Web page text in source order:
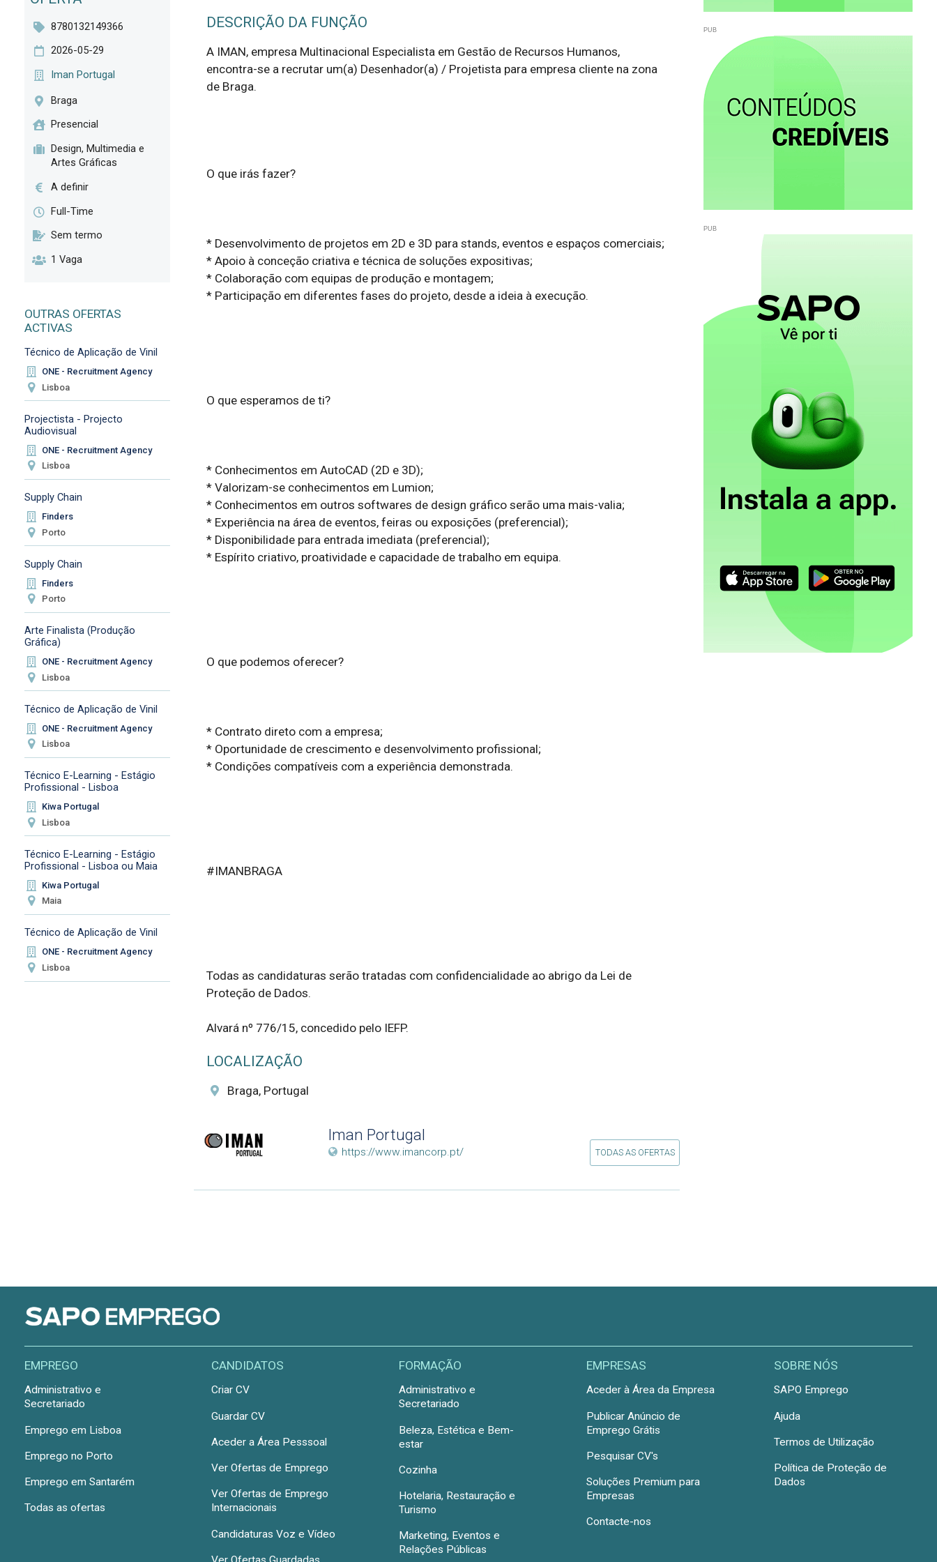
8780132149366
2026-05-29
Iman Portugal
Braga
Presencial
Design, Multimedia e
Artes Gráficas
A definir
Full-Time
Sem termo
1 Vaga
OUTRAS OFERTAS
ACTIVAS
Técnico de Aplicação de Vinil
ONE - Recruitment Agency
Lisboa
Projectista - Projecto
Audiovisual
ONE - Recruitment Agency
Lisboa
Supply Chain
Finders
Porto
Supply Chain
Finders
Porto
Arte Finalista (Produção
Gráfica)
ONE - Recruitment Agency
Lisboa
Técnico de Aplicação de Vinil
ONE - Recruitment Agency
Lisboa
Técnico E-Learning - Estágio
Profissional - Lisboa
Kiwa Portugal
Lisboa
Técnico E-Learning - Estágio
Profissional - Lisboa ou Maia
Kiwa Portugal
Maia
Técnico de Aplicação de Vinil
ONE - Recruitment Agency
Lisboa
DESCRIÇÃO DA FUNÇÃO
A IMAN, empresa Multinacional Especialista em Gestão de Recursos Humanos,
encontra-se a recrutar um(a) Desenhador(a) / Projetista para empresa cliente na zona
de Braga.
O que irás fazer?
* Desenvolvimento de projetos em 2D e 3D para stands, eventos e espaços comerciais;
* Apoio à conceção criativa e técnica de soluções expositivas;
* Colaboração com equipas de produção e montagem;
* Participação em diferentes fases do projeto, desde a ideia à execução.
O que esperamos de ti?
* Conhecimentos em AutoCAD (2D e 3D);
* Valorizam-se conhecimentos em Lumion;
* Conhecimentos em outros softwares de design gráfico serão uma mais-valia;
* Experiência na área de eventos, feiras ou exposições (preferencial);
* Disponibilidade para entrada imediata (preferencial);
* Espírito criativo, proatividade e capacidade de trabalho em equipa.
O que podemos oferecer?
* Contrato direto com a empresa;
* Oportunidade de crescimento e desenvolvimento profissional;
* Condições compatíveis com a experiência demonstrada.
#IMANBRAGA
Todas as candidaturas serão tratadas com confidencialidade ao abrigo da Lei de
Proteção de Dados.
Alvará nº 776/15, concedido pelo IEFP.
LOCALIZAÇÃO
Braga, Portugal
Iman Portugal
https://www.imancorp.pt/ TODAS AS OFERTAS
EMPREGO
Administrativo e
Secretariado
Emprego em Lisboa
Emprego no Porto
Emprego em Santarém
Todas as ofertas
CANDIDATOS
Criar CV
Guardar CV
Aceder a Área Pesssoal
Ver Ofertas de Emprego
Ver Ofertas de Emprego
Internacionais
Candidaturas Voz e Vídeo
FORMAÇÃO
Administrativo e
Secretariado
Beleza, Estética e Bem-
estar
Cozinha
Hotelaria, Restauração e
Turismo
Marketing, Eventos e
Relações Públicas
EMPRESAS
Aceder à Área da Empresa
Publicar Anúncio de
Emprego Grátis
Pesquisar CV's
Soluções Premium para
Empresas
Contacte-nos
SOBRE NÓS
SAPO Emprego
Ajuda
Termos de Utilização
Política de Proteção de
Dados